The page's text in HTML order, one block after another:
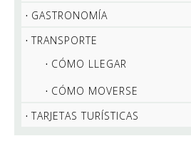
GASTRONOMÍA
TRANSPORTE
CÓMO LLEGAR
CÓMO MOVERSE
TARJETAS TURÍSTICAS